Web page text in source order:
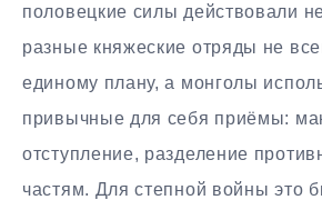
половецкие силы действовали
разные княжеские отряды не
единому плану, а монголы
привычные для себя приёмы:
отступление, разделение
частям. Для степной войны это